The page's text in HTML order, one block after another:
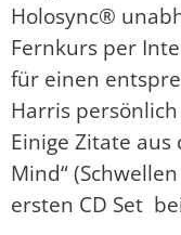
Holosync®
Fernkurs per
für einen
Harris
Einige Zitate aus
Mind“
ersten CD Set